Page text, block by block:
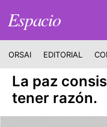
Espacio
ORSAI EDITORIAL
La paz
tener razón.